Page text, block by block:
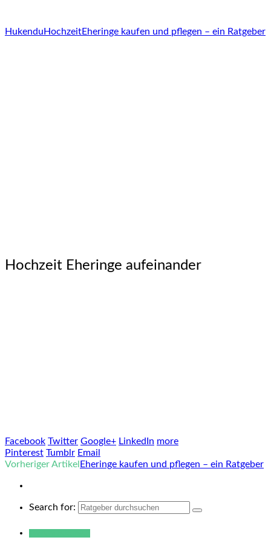
Hukendu HochzeitEheringe kaufen und pflegen – ein Ratgeber
Hochzeit Eheringe aufeinander
Facebook Twitter Google+ LinkedIn more
Pinterest Tumblr Email
Vorheriger Artikel Eheringe kaufen und pflegen – ein Ratgeber
Search for: